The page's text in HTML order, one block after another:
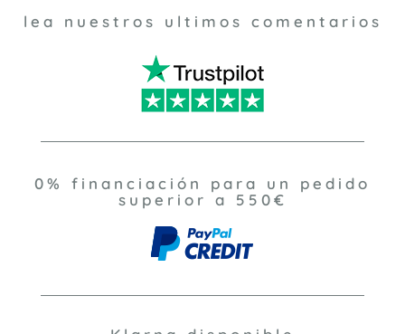
lea nuestros ultimos comentarios
0% financiación para un pedido
superior a 550€